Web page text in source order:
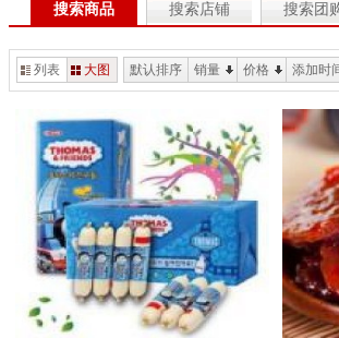
搜索商品 搜索店铺 搜索团
列表 大图 默认排序 销量 价格 添加时